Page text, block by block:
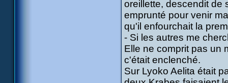
oreillette, descendit de
emprunté pour venir
qu'il enfourchait la
- Si les autres me
Elle ne comprit pas un
c'était enclenché.
Sur Lyoko Aelita était